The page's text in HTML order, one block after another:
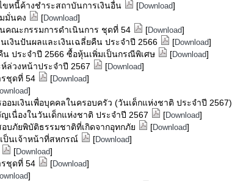
ขหนี้ค้างชำระสถาบันการเงินอื่น
[Download]
มั่นคง
[Download]
คณะกรรมการดำเนินการ ชุดที่ 54
[Download]
เงินปันผลและเงินเฉลี่ยคืน ประจำปี 2566
[Download]
น ประจำปี 2566 ซื้อหุ้นเพิ่มเป็นกรณีพิเศษ
[Download]
ห์ล่วงหน้าประจำปี 2567
[Download]
ชุดที่ 54
[Download]
]
อมเงินเพื่อบุคคลในครอบครัว (วันเด็กแห่งชาติ ประจำปี 2567)
เนื่องในวันเด็กแห่งชาติ ประจำปี 2567
[Download]
บภัยพิบัติธรรมชาติที่เกิดจากอุทกภัย
[Download]
ป็นเจ้าหน้าที่สหกรณ์
[Download]
[Download]
ชุดที่ 54
[Download]
]